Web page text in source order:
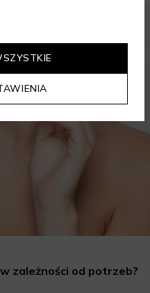
zależności od potrzeb?